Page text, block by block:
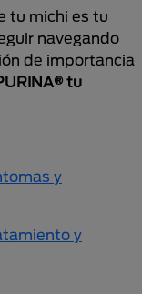
tu michi es tu
navegando
de importancia
tu
y
y